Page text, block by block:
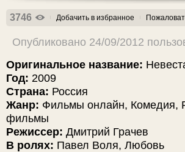
3746 Добачить в избранное
Опубликовано 24/09/2012
Оригинальное название:
Год: 2009
Страна: Россия
Жанр: Фильмы онлайн, Комедия,
фильмы
Режиссер: Дмитрий Грачев
В ролях: Павел Воля, Любовь